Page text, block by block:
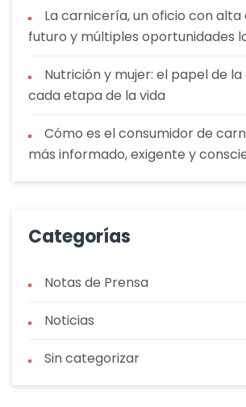
La carnicería, un oficio con alta
futuro y múltiples oportunidades
Nutrición y mujer: el papel de
cada etapa de la vida
Cómo es el consumidor de
más informado, exigente y
Categorías
Notas de Prensa
Noticias
Sin categorizar